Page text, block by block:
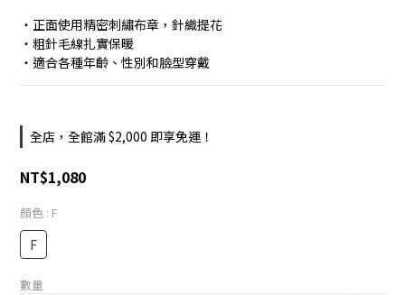
・正面使用精密刺繡布章，針織提花
・粗針毛線扎實保暖
・適合各種年齡、性別和臉型穿戴
全店，全館滿 $2,000 即享免運！
NT$1,080
顏色 : F
F
數量